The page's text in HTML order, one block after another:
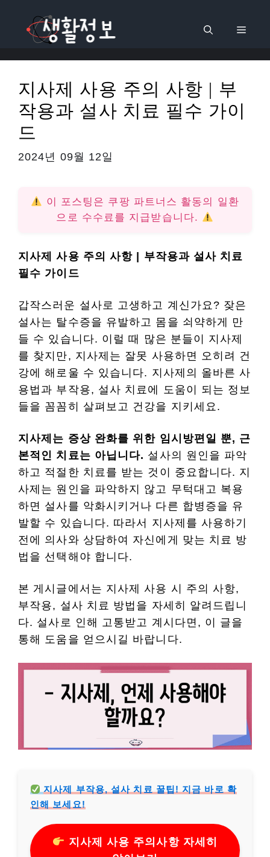
로
메
지사제 사용 주의 사항 | 부
작용과 설사 치료 필수 가이
드
2024년 09월 12일
이 포스팅은 쿠팡 파트너스 활동의 일환
으로 수수료를 지급받습니다.
지사제 사용 주의 사항 | 부작용과 설사 치료
필수 가이드
갑작스러운 설사로 고생하고 계신가요? 잦은
설사는 탈수증을 유발하고 몸을 쇠약하게 만
들 수 있습니다. 이럴 때 많은 분들이 지사제
를 찾지만, 지사제는 잘못 사용하면 오히려 건
강에 해로울 수 있습니다. 지사제의 올바른 사
용법과 부작용, 설사 치료에 도움이 되는 정보
들을 꼼꼼히 살펴보고 건강을 지키세요.
지사제는 증상 완화를 위한 임시방편일 뿐, 근
본적인 치료는 아닙니다. 설사의 원인을 파악
하고 적절한 치료를 받는 것이 중요합니다. 지
사제는 원인을 파악하지 않고 무턱대고 복용
하면 설사를 악화시키거나 다른 합병증을 유
발할 수 있습니다. 따라서 지사제를 사용하기
전에 의사와 상담하여 자신에게 맞는 치료 방
법을 선택해야 합니다.
본 게시글에서는 지사제 사용 시 주의 사항,
부작용, 설사 치료 방법을 자세히 알려드립니
다. 설사로 인해 고통받고 계시다면, 이 글을
통해 도움을 얻으시길 바랍니다.
지사제 부작용, 설사 치료 꿀팁! 지금 바로 확
인해 보세요!
지사제 사용 주의사항 자세히